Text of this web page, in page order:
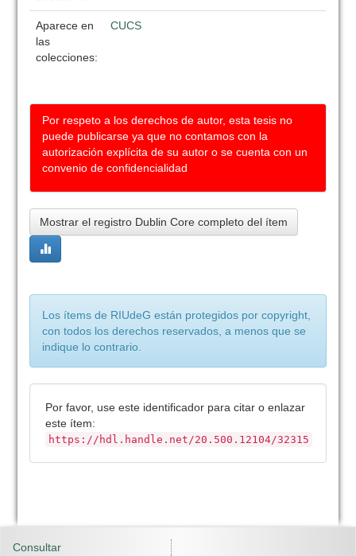
Aparece en
las
colecciones:
CUCS
Por respeto a los derechos de autor, esta tesis no
puede publicarse ya que no contamos con la
autorización explícita de su autor o se cuenta con un
convenio de confidencialidad
Mostrar el registro Dublin Core completo del ítem
Los ítems de RIUdeG están protegidos por copyright,
con todos los derechos reservados, a menos que se
indique lo contrario.
Por favor, use este identificador para citar o enlazar
este ítem:
https://hdl.handle.net/20.500.12104/32315
Consultar